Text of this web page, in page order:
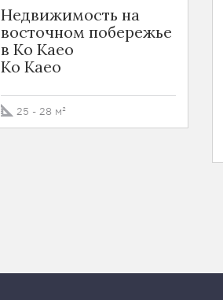
Недвижимость на
восточном побережье
в Ко Каео
Ko Kaeo
25 - 28 м²